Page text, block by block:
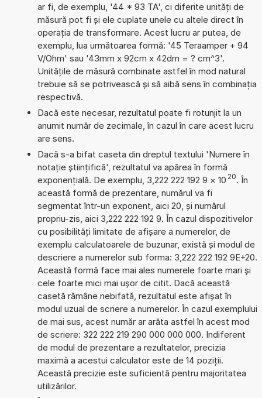
ar fi, de exemplu, '44 * 93 TA', ci diferite unități de
măsură pot fi și ele cuplate unele cu altele direct în
operația de transformare. Acest lucru ar putea, de
exemplu, lua următoarea formă: '45 Teraamper + 94
V/Ohm' sau '43mm x 92cm x 42dm = ? cm^3'.
Unitățile de măsură combinate astfel în mod natural
trebuie să se potrivească și să aibă sens în combinația
respectivă.
Dacă este necesar, rezultatul poate fi rotunjit la un
anumit număr de zecimale, în cazul în care acest lucru
are sens.
Dacă s-a bifat caseta din dreptul textului 'Numere în
notație științifică', rezultatul va apărea în formă
exponențială. De exemplu, 3,222 222 192 9 × 10 20. În
această formă de prezentare, numărul va fi
segmentat într-un exponent, aici 20, și numărul
propriu-zis, aici 3,222 222 192 9. În cazul dispozitivelor
cu posibilități limitate de afișare a numerelor, de
exemplu calculatoarele de buzunar, există și modul de
descriere a numerelor sub forma: 3,222 222 192 9E+20.
Această formă face mai ales numerele foarte mari și
cele foarte mici mai ușor de citit. Dacă această
casetă rămâne nebifată, rezultatul este afișat în
modul uzual de scriere a numerelor. În cazul exemplului
de mai sus, acest număr ar arăta astfel în acest mod
de scriere: 322 222 219 290 000 000 000. Indiferent
de modul de prezentare a rezultatelor, precizia
maximă a acestui calculator este de 14 poziții.
Această precizie este suficientă pentru majoritatea
utilizărilor.